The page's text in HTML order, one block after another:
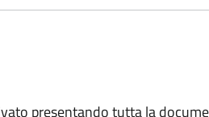
presentando tutta la